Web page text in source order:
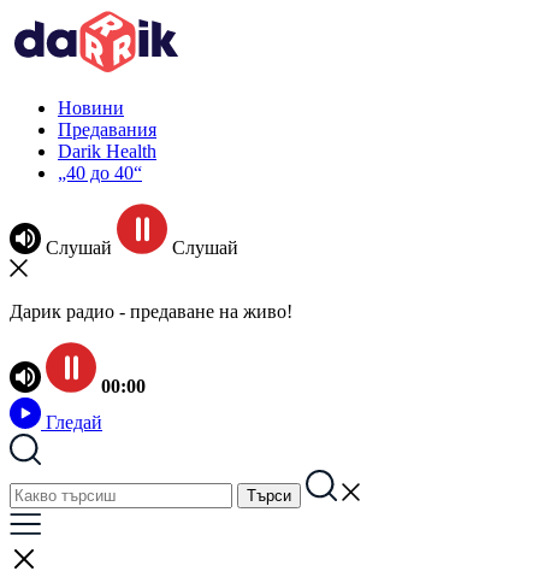
Новини
Предавания
Darik Health
„40 до 40“
Слушай Слушай
Дарик радио - предаване на живо!
00:00
Гледай